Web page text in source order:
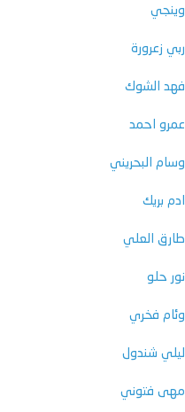
وينجي
ربي زعرورة
فهد الشوك
عمرو احمد
وسام البحريني
ادم بريك
طارق العلي
نور حلو
وئام فخري
ليلي شندول
مهى فتوني